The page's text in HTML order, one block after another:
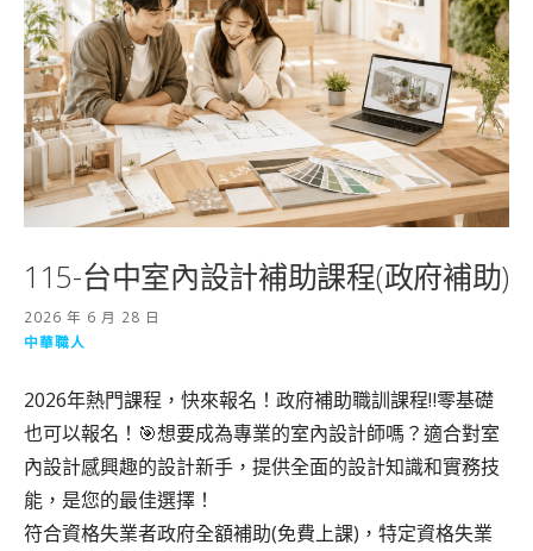
115-台中室內設計補助課程(政府補助)
2026 年 6 月 28 日
中華職人
2026年熱門課程，快來報名！政府補助職訓課程‼️零基礎
也可以報名！🎯想要成為專業的室內設計師嗎？適合對室
內設計感興趣的設計新手，提供全面的設計知識和實務技
能，是您的最佳選擇！
符合資格失業者政府全額補助(免費上課)，特定資格失業